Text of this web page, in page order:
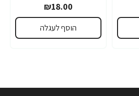
₪18.00
הוסף לעגלה